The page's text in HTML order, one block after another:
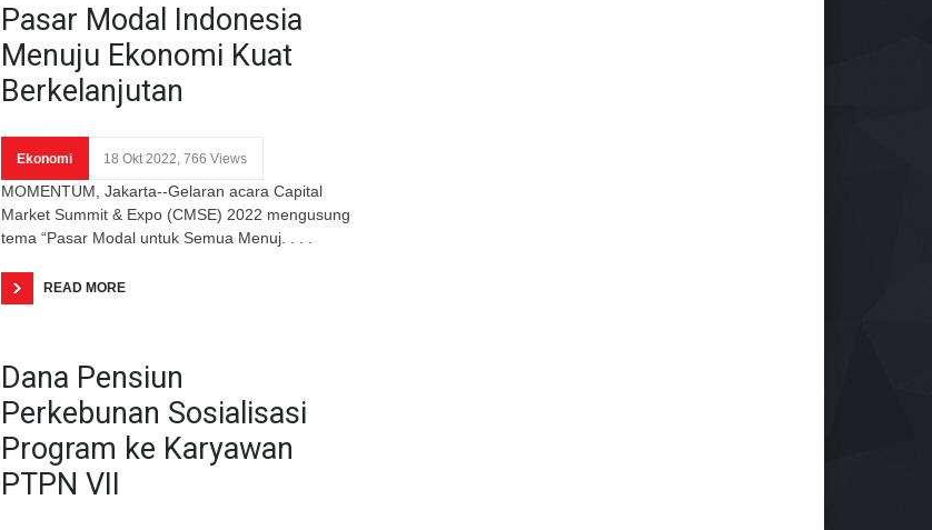
Pasar Modal Indonesia
Menuju Ekonomi Kuat
Berkelanjutan
Ekonomi 18 Okt 2022, 766 Views
MOMENTUM, Jakarta--Gelaran acara Capital
Market Summit & Expo (CMSE) 2022 mengusung
tema “Pasar Modal untuk Semua Menuj. . . .
READ MORE
Dana Pensiun
Perkebunan Sosialisasi
Program ke Karyawan
PTPN VII